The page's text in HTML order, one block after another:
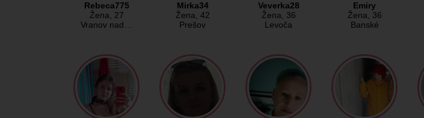
Rebeca775
Žena, 27
Vranov nad…
Mirka34
Žena, 42
Prešov
Veverka28
Žena, 36
Levoča
Emiry
Žena, 36
Banské